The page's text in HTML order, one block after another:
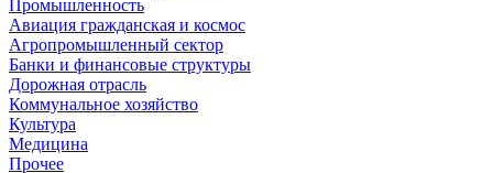
Промышленность
Авиация гражданская и космос
Агропромышленный сектор
Банки и финансовые структуры
Дорожная отрасль
Коммунальное хозяйство
Культура
Медицина
Прочее